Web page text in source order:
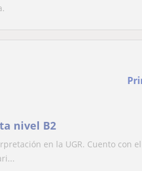
nivel B2
en la UGR. Cuento con